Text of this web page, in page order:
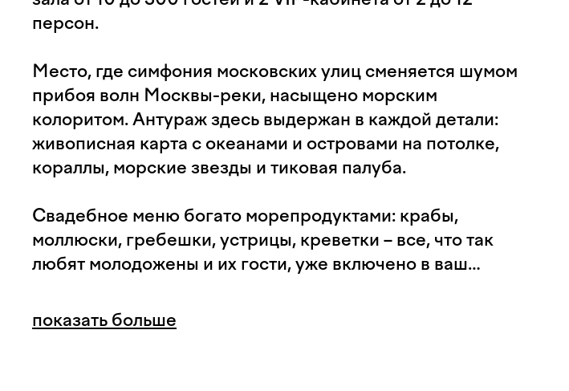
персон.
Место, где симфония московских улиц сменяется шумом
прибоя волн Москвы-реки, насыщено морским
колоритом. Антураж здесь выдержан в каждой детали:
живописная карта с океанами и островами на потолке,
кораллы, морские звезды и тиковая палуба.
Свадебное меню богато морепродуктами: крабы,
моллюски, гребешки, устрицы, креветки – все, что так
любят молодожены и их гости, уже включено в ваш
Ресторан-яхта "Чайка" - лучше решение для проведения
показать больше